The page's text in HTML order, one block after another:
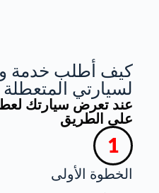
كيف أطلب خدمة
لسيارتي
عند تعرض سيارتك
على الطريق
الخطوة الأولى